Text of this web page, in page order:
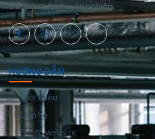
UV, dập nổi chuyên nghiệp.
HƯỚNG DẪN
Giới thiệu
Liên hệ
Sơ đồ website